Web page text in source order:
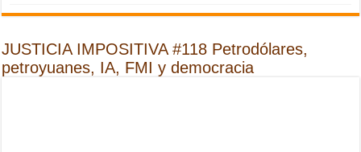
JUSTICIA IMPOSITIVA #118 Petrodólares,
petroyuanes, IA, FMI y democracia